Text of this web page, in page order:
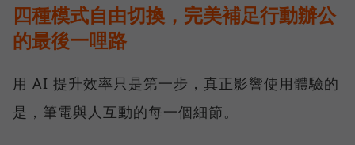
四種模式自由切換，完美補足行動辦公
的最後一哩路
用 AI 提升效率只是第一步，真正影響使用體驗的
是，筆電與人互動的每一個細節。